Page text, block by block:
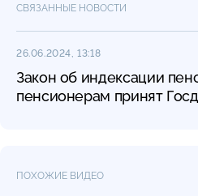
СВЯЗАННЫЕ НОВОСТИ
26.06.2024, 13:18
Закон об индексации
пенсионерам принят
ПОХОЖИЕ ВИДЕО